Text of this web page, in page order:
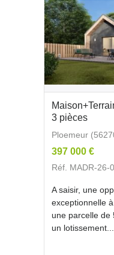
3 pièces
Ploemeur
397 000 €
Réf. MADR-26-
A saisir, une
exceptionnelle
une parcelle de
un lotissement...